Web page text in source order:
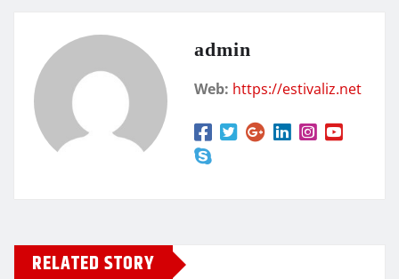
admin
Web: https://estivaliz.net
RELATED STORY